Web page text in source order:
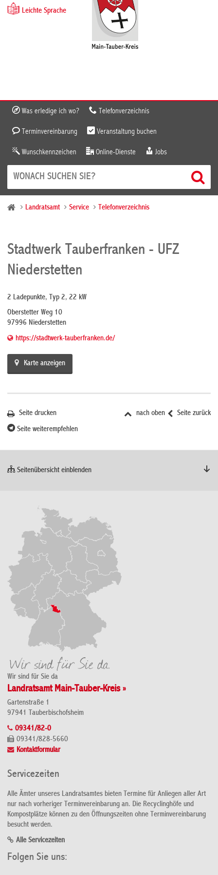
Leichte Sprache
Was erledige ich wo? Telefonverzeichnis
Terminvereinbarung Veranstaltung buchen
Wunschkennzeichen Online-Dienste Jobs
Landratsamt Service Telefonverzeichnis
Stadtwerk Tauberfranken - UFZ
Niederstetten
2 Ladepunkte, Typ 2, 22 kW
Oberstetter Weg 10
97996 Niederstetten
https://stadtwerk-tauberfranken.de/
Karte anzeigen
Seite zurück
nach oben
Seite drucken
Seite weiterempfehlen
Seitenübersicht einblenden
Wir sind für Sie da
Landratsamt Main-Tauber-Kreis »
Gartenstraße 1
97941 Tauberbischofsheim
09341/82-0
09341/828-5660
Kontaktformular
Servicezeiten
Alle Ämter unseres Landratsamtes bieten Termine für Anliegen aller Art
nur nach vorheriger Terminvereinbarung an. Die Recyclinghöfe und
Kompostplätze können zu den Öffnungszeiten ohne Terminvereinbarung
besucht werden.
Alle Servicezeiten
Folgen Sie uns: